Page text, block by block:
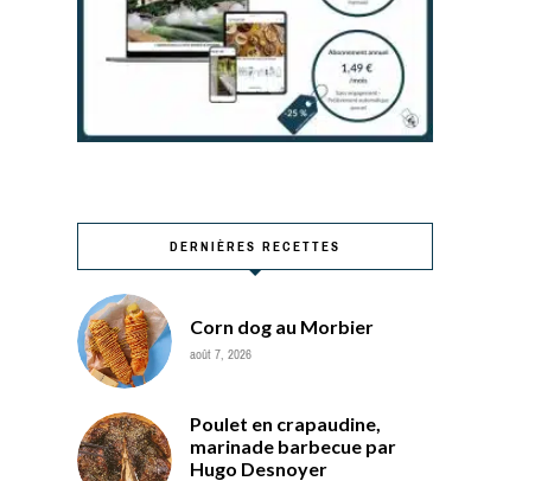
DERNIÈRES RECETTES
Corn dog au Morbier
août 7, 2026
Poulet en crapaudine,
marinade barbecue par
Hugo Desnoyer